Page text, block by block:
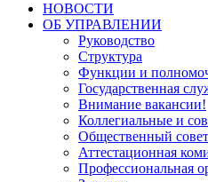
НОВОСТИ
ОБ УПРАВЛЕНИИ
Руководство
Структура
Функции и
Государственная
Внимание вакансии!
Коллегиальные и
Общественный совет
Аттестационная
Профессиональная